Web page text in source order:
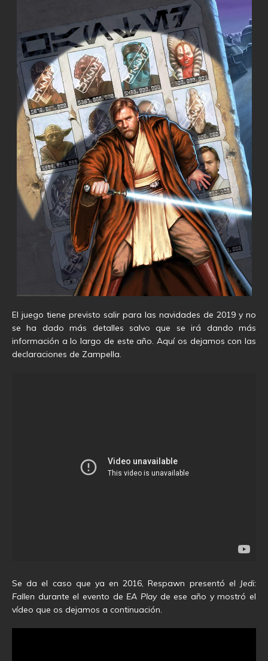
El juego tiene previsto salir para las navidades de 2019 y no
se ha dado más detalles salvo que se irá dando más
información a lo largo de este año. Aquí os dejamos con las
declaraciones de Zampella.
Se da el caso que ya en 2016, Respawn presentó el Jedi:
Fallen durante el evento de EA Playde ese año y mostró el
vídeo que os dejamos a continuación.